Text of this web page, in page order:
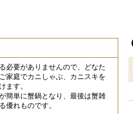
必要がありませんので、どなた
家庭でカニしゃぶ、カニスキを
ます。
簡単に蟹鍋となり、最後は蟹雑
優れものです。